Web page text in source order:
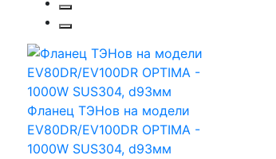
Фланец ТЭНов на модели
EV80DR/EV100DR OPTIMA -
1000W SUS304, d93мм